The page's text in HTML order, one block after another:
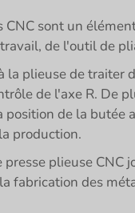
CNC sont un
de l'outil de
plieuse de traiter
de l'axe R. De
de la butée
production.
presse plieuse
fabrication des